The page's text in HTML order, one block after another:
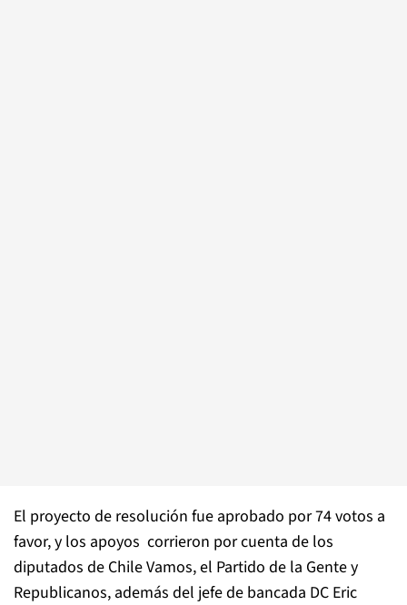
El proyecto de resolución fue aprobado por 74 votos a
favor, y los apoyos corrieron por cuenta de los
diputados de Chile Vamos, el Partido de la Gente y
Republicanos, además del jefe de bancada DC Eric